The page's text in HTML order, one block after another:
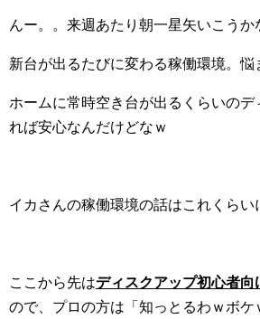
んー。。来週あたり朝一星矢いこうか
新台が出るたびに変わる稼働環境。悩
ホームに常時空き台が出るくらいの
れば安心なんだけどなｗ
イカさんの稼働環境の話はこれくらい
ここから先はディスクアップ初心者向
ので、プロの方は「知っとるわｗボケ